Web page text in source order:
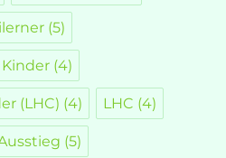
(5)
Kinder (4)
(LHC) (4) LHC (4)
(5)